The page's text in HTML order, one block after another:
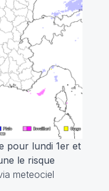
pour lundi 1er et
le risque
meteociel